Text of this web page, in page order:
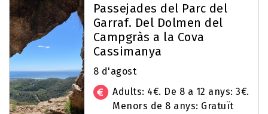
Passejades del Parc del
Garraf. Del Dolmen del
Campgràs a la Cova
Cassimanya
8 d'agost
Adults: 4€. De 8 a 12 anys: 3€.
Menors de 8 anys: Gratuït